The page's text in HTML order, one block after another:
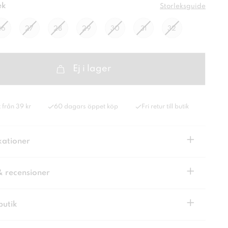
Storleksguide
27 28 29 30 31 32
Ej i lager
från 39 kr 60 dagars öppet köp Fri retur till butik
+
recensioner +
+